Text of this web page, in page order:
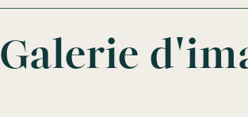
Galerie